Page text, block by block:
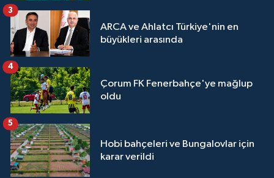
ARCA ve Ahlatcı Türkiye'nin en
büyükleri arasında
3
Çorum FK Fenerbahçe'ye mağlup
oldu
4
Hobi bahçeleri ve Bungalovlar için
karar verildi
5